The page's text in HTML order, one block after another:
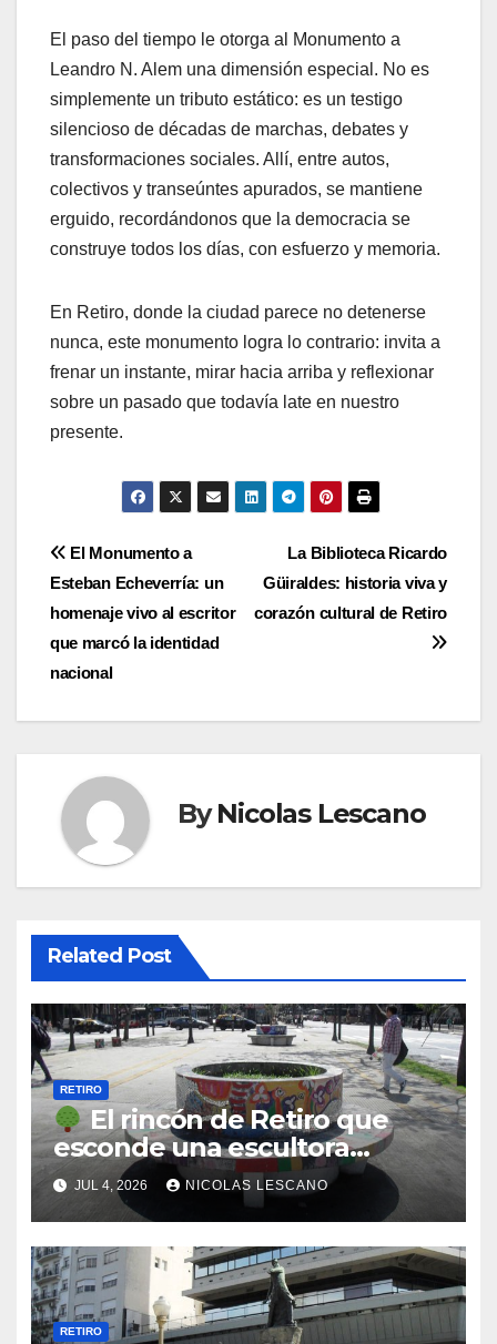
El paso del tiempo le otorga al Monumento a
Leandro N. Alem una dimensión especial. No es
simplemente un tributo estático: es un testigo
silencioso de décadas de marchas, debates y
transformaciones sociales. Allí, entre autos,
colectivos y transeúntes apurados, se mantiene
erguido, recordándonos que la democracia se
construye todos los días, con esfuerzo y memoria.
En Retiro, donde la ciudad parece no detenerse
nunca, este monumento logra lo contrario: invita a
frenar un instante, mirar hacia arriba y reflexionar
sobre un pasado que todavía late en nuestro
presente.
Navegación
de
entradas
La Biblioteca Ricardo
Güiraldes: historia viva y
corazón cultural de Retiro
El Monumento a
Esteban Echeverría: un
homenaje vivo al escritor
que marcó la identidad
nacional
ByNicolas Lescano
Related Post
RETIRO
El rincón de Retiro que
esconde una escultora
cubista y a un jurista olvidado
JUL 4, 2026 NICOLAS LESCANO
RETIRO